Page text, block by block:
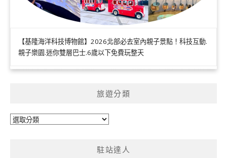
【基隆海洋科技博物館】2026北部必去室內親子景點！科技互動.
親子樂園.迷你雙層巴士.6歲以下免費玩整天
旅遊分類
旅
駐站達人